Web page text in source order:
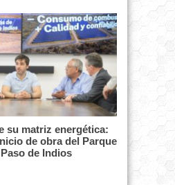
su matriz energética:
de obra del Parque
de Indios